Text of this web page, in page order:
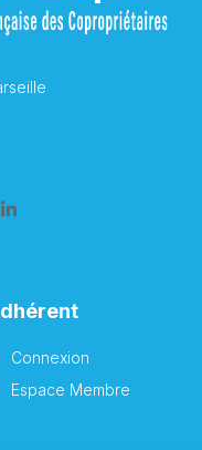
Connexion
Espace Membre